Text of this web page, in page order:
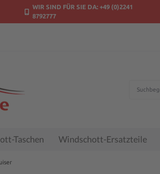
WIR SIND FÜR SIE DA: +49 (0)2241
8792777
Taschen Windschott-Ersatzteile